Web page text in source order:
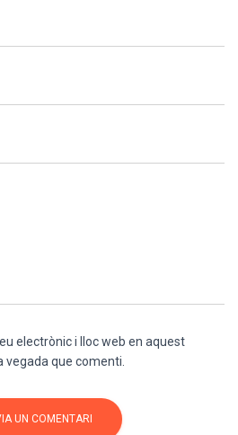
electrònic i lloc web en aquest
vegada que comenti.